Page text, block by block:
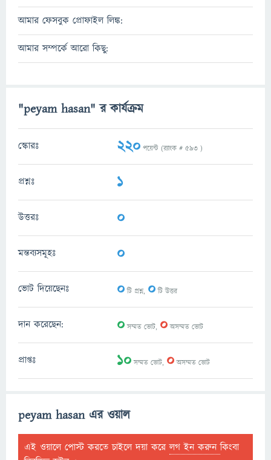
আমার ফেসবুক প্রোফাইল লিঙ্ক:
আমার সম্পর্কে আরো কিছু:
"peyam hasan" র কার্যক্রম
স্কোরঃ 220 পয়েন্ট (র‌্যাংক # 593 )
প্রশ্নঃ 1
উত্তরঃ 0
মন্তব্যসমূহঃ 0
ভোট দিয়েছেনঃ 0টি প্রশ্ন, 0টি উত্তর
দান করেছেন: 0সম্মত ভোট, 0অসম্মত ভোট
প্রাপ্তঃ 10সম্মত ভোট, 0অসম্মত ভোট
peyam hasan এর ওয়াল
এই ওয়ালে পোস্ট করতে চাইলে দয়া করেলগ ইন করুনকিংবা